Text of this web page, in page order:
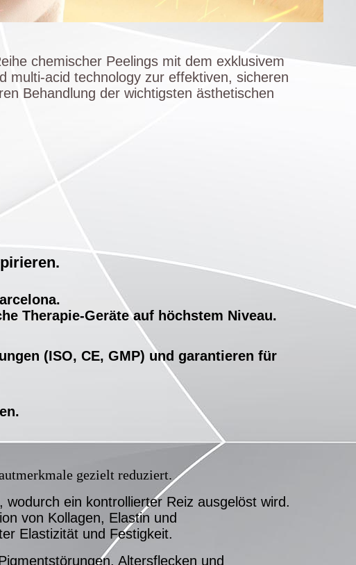
chemischer Peelings mit dem exklusivem
multi-acid technology zur effektiven, sicheren
Behandlung der wichtigsten ästhetischen
Therapie-Geräte auf höchstem Niveau.
(ISO, CE, GMP) und garantieren für
gezielt reduziert.
ein kontrollierter Reiz ausgelöst wird.
von Kollagen, Elastin und
Elastizität und Festigkeit.
Altersflecken und